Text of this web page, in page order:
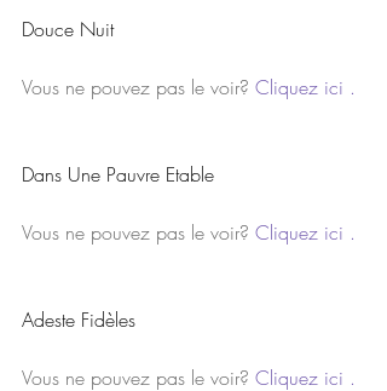
Douce Nuit
Vous ne pouvez pas le voir? Cliquez ici .
Dans Une Pauvre Etable
Vous ne pouvez pas le voir? Cliquez ici .
Adeste Fidèles
Vous ne pouvez pas le voir? Cliquez ici .